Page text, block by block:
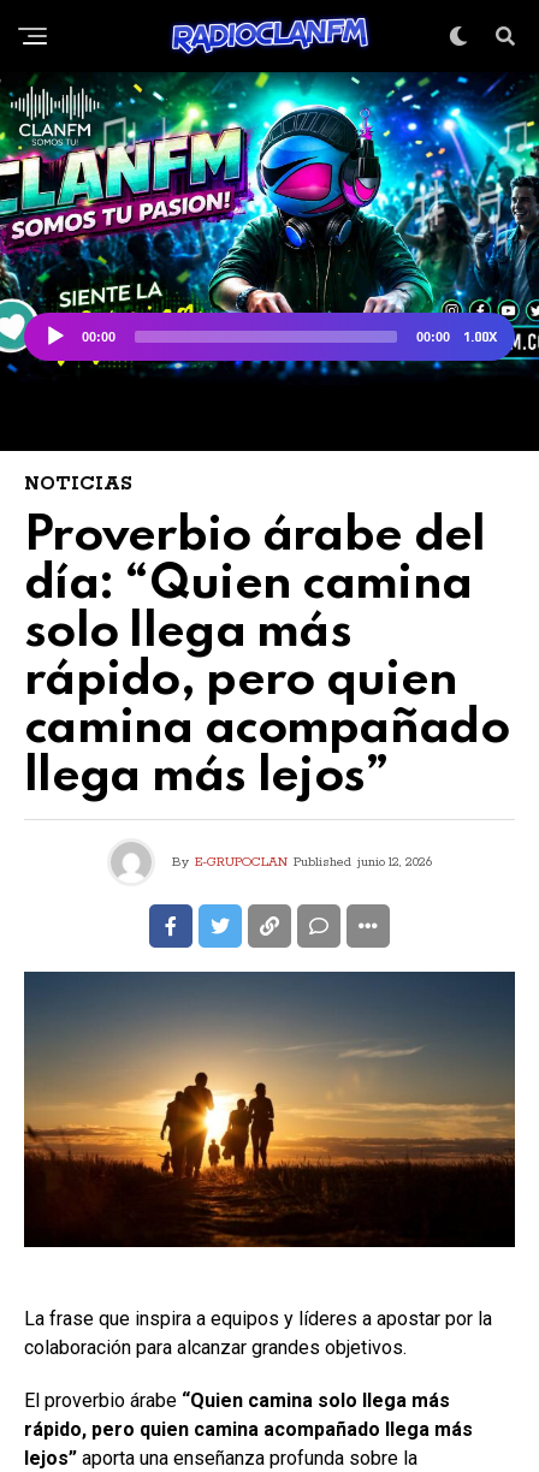
NOTICIAS
Proverbio árabe del
día: “Quien camina
solo llega más
rápido, pero quien
camina acompañado
llega más lejos”
By E-GRUPOCLAN Published junio 12, 2026
La frase que inspira a equipos y líderes a apostar por la
colaboración para alcanzar grandes objetivos.
El proverbio árabe “Quien camina solo llega más
rápido, pero quien camina acompañado llega más
lejos” aporta una enseñanza profunda sobre la